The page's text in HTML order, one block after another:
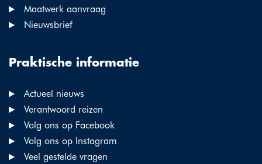
Maatwerk aanvraag
Nieuwsbrief
Praktische informatie
Actueel nieuws
Verantwoord reizen
Volg ons op Facebook
Volg ons op Instagram
Veel gestelde vragen